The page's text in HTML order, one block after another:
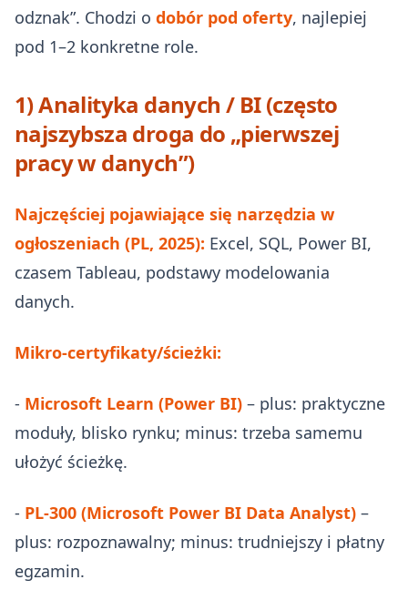
odznak”. Chodzi o dobór pod oferty, najlepiej
pod 1–2 konkretne role.
1) Analityka danych / BI (często
najszybsza droga do „pierwszej
pracy w danych”)
Najczęściej pojawiające się narzędzia w
ogłoszeniach (PL, 2025): Excel, SQL, Power BI,
czasem Tableau, podstawy modelowania
danych.
Mikro‑certyfikaty/ścieżki:
- Microsoft Learn (Power BI) – plus: praktyczne
moduły, blisko rynku; minus: trzeba samemu
ułożyć ścieżkę.
- PL-300 (Microsoft Power BI Data Analyst) –
plus: rozpoznawalny; minus: trudniejszy i płatny
egzamin.